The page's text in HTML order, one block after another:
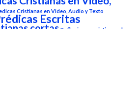
Cristianas en Video, Audio y Texto
Escritas
cortas Reflexiones cristianas de